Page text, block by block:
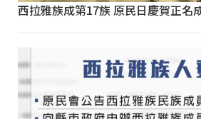
西拉雅族成第17族 原民日慶賀正名